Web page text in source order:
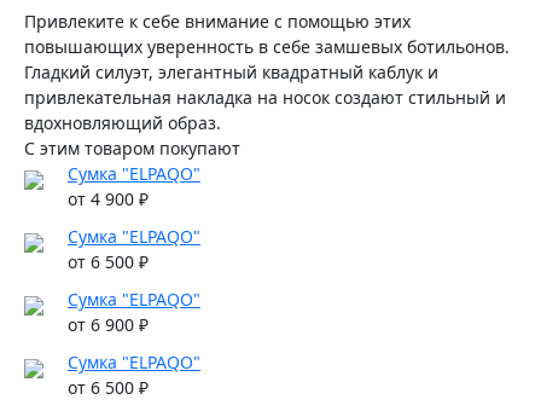
Привлеките к себе внимание с помощью этих
повышающих уверенность в себе замшевых ботильонов.
Гладкий силуэт, элегантный квадратный каблук и
привлекательная накладка на носок создают стильный и
вдохновляющий образ.
С этим товаром покупают
Сумка "ELPAQO"
от 4 900 ₽
Сумка "ELPAQO"
от 6 500 ₽
Сумка "ELPAQO"
от 6 900 ₽
Сумка "ELPAQO"
от 6 500 ₽